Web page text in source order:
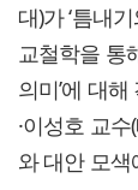
대)가 ‘틈내
교철학을 통
의미’에 대
·이성호 교
와 대안 모